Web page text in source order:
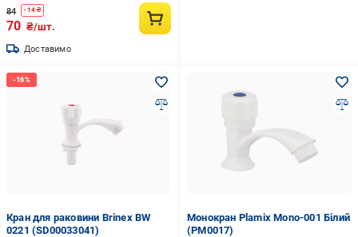
84 -14 ₴
70 ₴/шт.
Доставимо
Кран для раковини Brinex BW
0221 (SD00033041)
Монокран Plamix Mono-001 Білий
(PM0017)